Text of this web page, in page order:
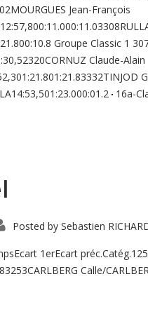
Jean-François
Groupe Classic 1
Claude-Alain
16a-
Posted by Sebastien
1erEcart
Calle/